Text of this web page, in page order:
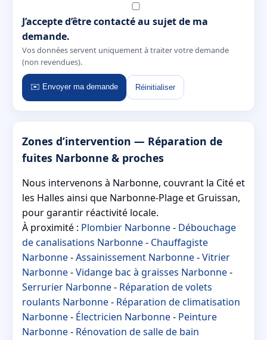
J’accepte d’être contacté au sujet de ma
demande.
Vos données servent uniquement à traiter votre demande
(non revendues).
✉️ Envoyer ma demande Réinitialiser
Zones d’intervention — Réparation de
fuites Narbonne & proches
Nous intervenons à Narbonne, couvrant la Cité et
les Halles ainsi que Narbonne-Plage et Gruissan,
pour garantir réactivité locale.
À proximité : Plombier Narbonne- Débouchage
de canalisations Narbonne- Chauffagiste
Narbonne-Assainissement Narbonne-Vitrier
Narbonne-Vidange bac à graisses Narbonne-
Serrurier Narbonne- Réparation de volets
roulants Narbonne- Réparation de climatisation
Narbonne- Électricien Narbonne- Peinture
Narbonne- Rénovation de salle de bain